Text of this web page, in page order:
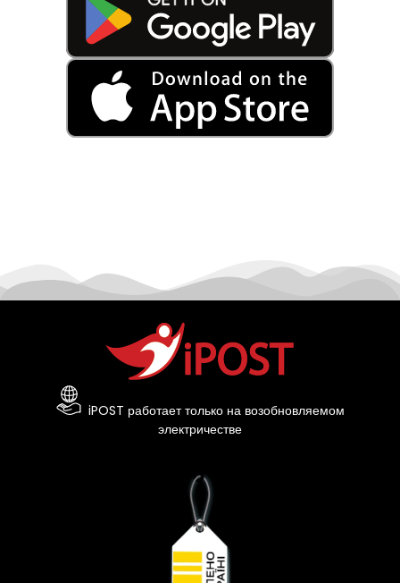
iPOST работает только на возобновляемом
электричестве